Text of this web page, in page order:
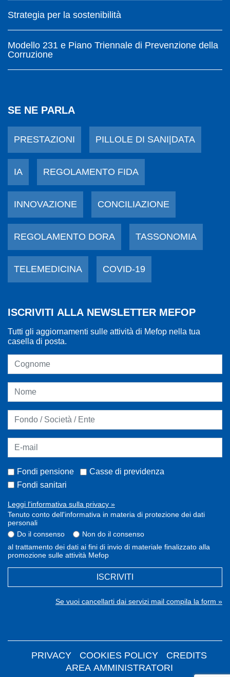
Strategia per la sostenibilità
Modello 231 e Piano Triennale di Prevenzione della
Corruzione
SE NE PARLA
PRESTAZIONI PILLOLE DI SANI|DATA
IA REGOLAMENTO FIDA
INNOVAZIONE CONCILIAZIONE
REGOLAMENTO DORA TASSONOMIA
TELEMEDICINA COVID-19
ISCRIVITI ALLA NEWSLETTER MEFOP
Tutti gli aggiornamenti sulle attività di Mefop nella tua
casella di posta.
Fondi pensione
Casse di previdenza
Fondi sanitari
Leggi l'informativa sulla privacy »
Tenuto conto dell'informativa in materia di protezione dei dati
personali
Do il consenso
Non do il consenso
al trattamento dei dati ai fini di invio di materiale finalizzato alla
promozione sulle attività Mefop
ISCRIVITI
Se vuoi cancellarti dai servizi mail compila la form »
PRIVACY COOKIES POLICY
CREDITS
AREA AMMINISTRATORI